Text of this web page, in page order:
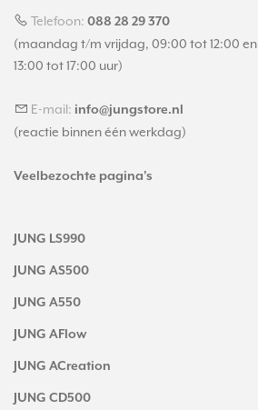
Telefoon: 088 28 29 370
(maandag t/m vrijdag, 09:00 tot 12:00 en
13:00 tot 17:00 uur)
E-mail: info@jungstore.nl
(reactie binnen één werkdag)
Veelbezochte pagina's
JUNG LS990
JUNG AS500
JUNG A550
JUNG AFlow
JUNG ACreation
JUNG CD500